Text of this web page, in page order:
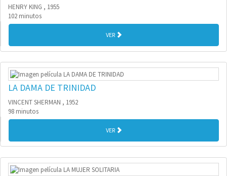
HENRY KING , 1955
102 minutos
VER
LA DAMA DE TRINIDAD
VINCENT SHERMAN , 1952
98 minutos
VER